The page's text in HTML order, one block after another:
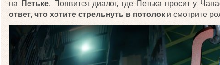
на
Петьке. Появится диалог, где Петька просит у
ответ, что хотите стрельнуть в потолок и смотрите